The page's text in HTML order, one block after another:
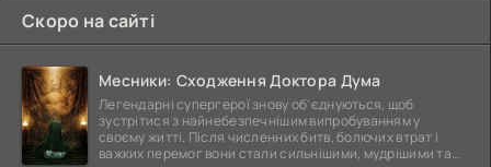
Скоро на сайті
Месники: Сходження Доктора Дума
Легендарні супергерої знову об'єднуються, щоб
зустрітися з найнебезпечнішим випробуванням у
своєму житті. Після численних битв, болючих втрат і
важких перемог вони стали сильнішими, мудрішими та